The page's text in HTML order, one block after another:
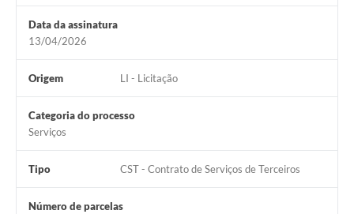
Data da assinatura
13/04/2026
Origem LI - Licitação
Categoria do processo
Serviços
Tipo CST - Contrato de Serviços de Terceiros
Número de parcelas